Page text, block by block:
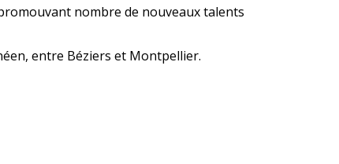
nombre de nouveaux talents
entre Béziers et Montpellier.